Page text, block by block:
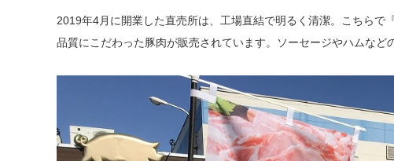
2019年4月に開業した直売所は、工場直結で明るく清潔。こちら
品質にこだわった豚肉が販売されています。ソーセージやハムなど